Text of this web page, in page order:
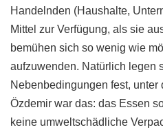
Handelnden (Haushalte,
Mittel zur Verfügung, als sie
bemühen sich so wenig wie
aufzuwenden. Natürlich legen
Nebenbedingungen fest,
Özdemir war das: das Essen
keine umweltschädliche